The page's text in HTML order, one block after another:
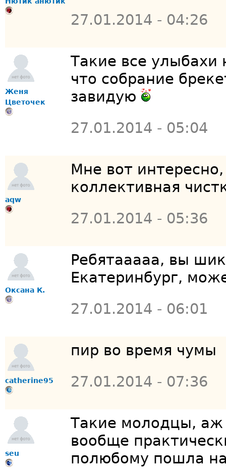
27.01.2014 - 04:26
Женя
Цветочек
Такие все
что собрание
завидую
27.01.2014 - 05:04
aqw
Мне вот
коллективная
27.01.2014 - 05:36
Оксана К.
Ребятааааа, вы
Екатеринбург,
27.01.2014 - 06:01
catherine95
пир во время чумы
27.01.2014 - 07:36
seu
Такие молодцы, аж
вообще
полюбому пошла